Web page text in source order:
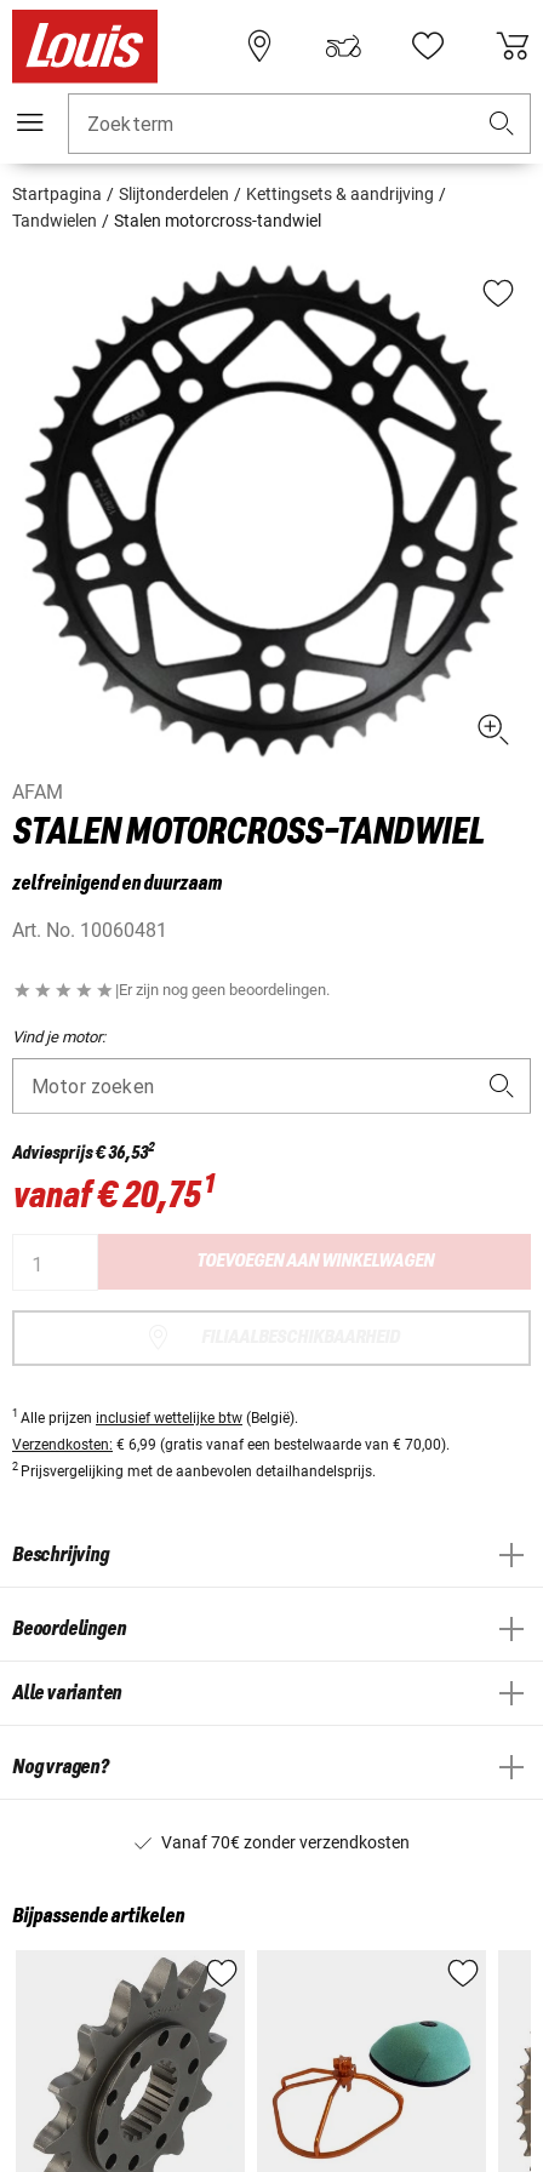
Zoekterm
Startpagina Slijtonderdelen
Kettingsets & aandrijving
Tandwielen
Stalen motorcross-tandwiel
AFAM
STALEN MOTORCROSS-TANDWIEL
zelfreinigend en duurzaam
Art. No. 10060481
|Er zijn nog geen beoordelingen.
Vind je motor:
Motor zoeken
Adviesprijs€ 36,532
vanaf€ 20,751
TOEVOEGEN AAN WINKELWAGEN
1 Alle prijzen inclusief wettelijke btw (België).
Verzendkosten: € 6,99 (gratis vanaf een bestelwaarde van € 70,00).
2 Prijsvergelijking met de aanbevolen detailhandelsprijs.
Beschrijving
Beoordelingen
Alle varianten
Nog vragen?
Vanaf 70€ zonder verzendkosten
Bijpassende artikelen